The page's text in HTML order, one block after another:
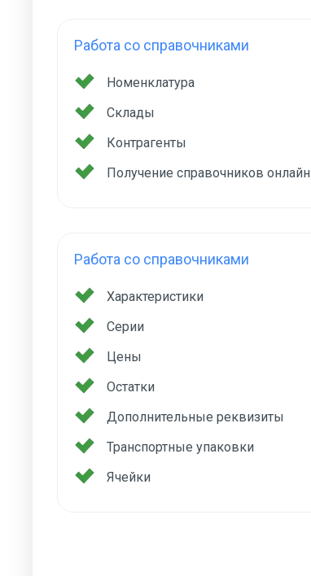
Работа со справочниками
Номенклатура
Склады
Контрагенты
Получение справочников онлайн
Работа со справочниками
Характеристики
Серии
Цены
Остатки
Дополнительные реквизиты
Транспортные упаковки
Ячейки